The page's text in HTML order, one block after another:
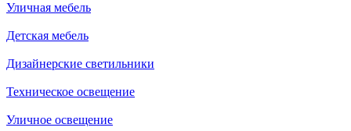
Уличная мебель
Детская мебель
Дизайнерские светильники
Техническое освещение
Уличное освещение